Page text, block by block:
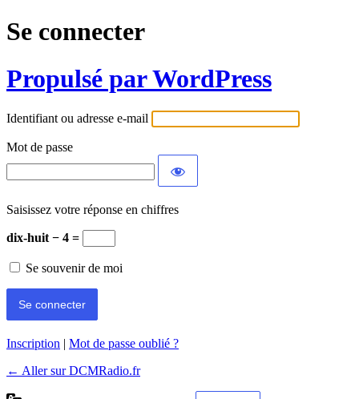
Se connecter
Propulsé par WordPress
Identifiant ou adresse e-mail
Mot de passe
Saisissez votre réponse en chiffres
dix-huit − 4 =
Se souvenir de moi
Inscription | Mot de passe oublié ?
← Aller sur DCMRadio.fr